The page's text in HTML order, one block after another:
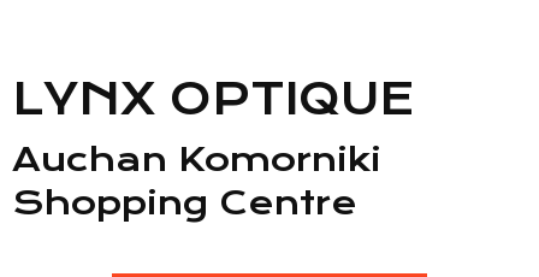
Informacje
LYNX OPTIQUE
Auchan Komorniki
Shopping Centre